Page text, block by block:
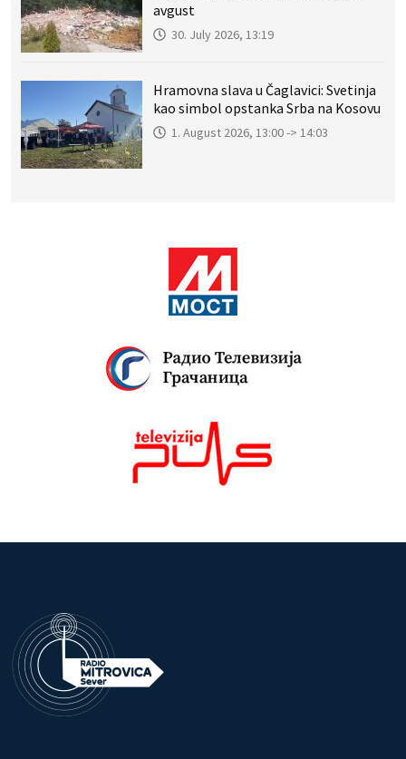
avgust
30. July 2026, 13:19
Hramovna slava u Čaglavici: Svetinja
kao simbol opstanka Srba na Kosovu
1. August 2026, 13:00 -> 14:03